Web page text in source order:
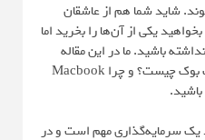
شاید شما هم از عاشقان
یکی از آن‌ها را بخرید اما
باشید. ما در این مقاله
می‌خواهیم به شما بگوییم معایب مک بوک چیست؟ و چرا Macbook
باشید.
سرمایه‌گذاری مهم است و در